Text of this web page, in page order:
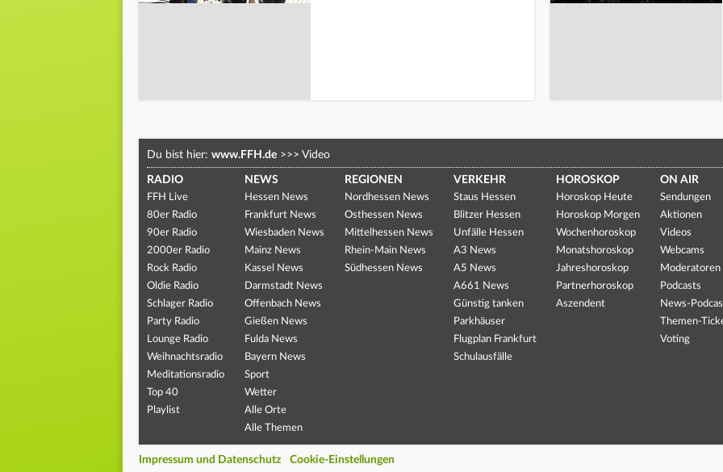
Du bist hier: www.FFH.de >>> Video
RADIO
FFH Live
80er Radio
90er Radio
2000er Radio
Rock Radio
Oldie Radio
Schlager Radio
Party Radio
Lounge Radio
Weihnachtsradio
Meditationsradio
Top 40
Playlist
NEWS
Hessen News
Frankfurt News
Wiesbaden News
Mainz News
Kassel News
Darmstadt News
Offenbach News
Gießen News
Fulda News
Bayern News
Sport
Wetter
Alle Orte
Alle Themen
REGIONEN
Nordhessen News
Osthessen News
Mittelhessen News
Rhein-Main News
Südhessen News
VERKEHR
Staus Hessen
Blitzer Hessen
Unfälle Hessen
A3 News
A5 News
A661 News
Günstig tanken
Parkhäuser
Flugplan Frankfurt
Schulausfälle
HOROSKOP
Horoskop Heute
Horoskop Morgen
Wochenhoroskop
Monatshoroskop
Jahreshoroskop
Partnerhoroskop
Aszendent
ON AIR
Sendungen
Aktionen
Videos
Webcams
Moderatoren
Podcasts
News-
Themen-
Voting
Impressum und Datenschutz Cookie-Einstellungen